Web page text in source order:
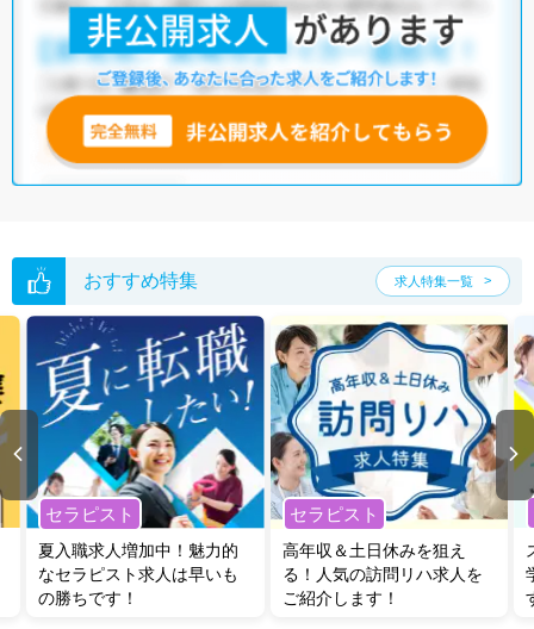
おすすめ特集 求人特集一覧
セラピスト
夏入職求人増加中！魅力的
なセラピスト求人は早いも
の勝ちです！
セラピスト
高年収＆土日休みを狙え
る！人気の訪問リハ求人を
ご紹介します！